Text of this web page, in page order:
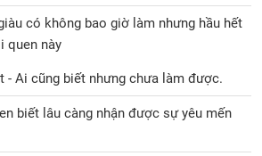
có không bao giờ làm nhưng hầu hết
quen này
- Ai cũng biết nhưng chưa làm được.
biết lâu càng nhận được sự yêu mến